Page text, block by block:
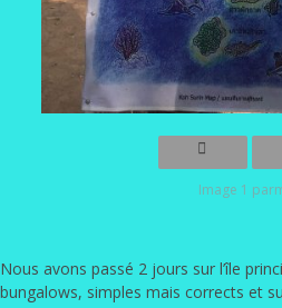
Image 1
Nous avons passé 2 jours sur l’île
bungalows, simples mais corrects et